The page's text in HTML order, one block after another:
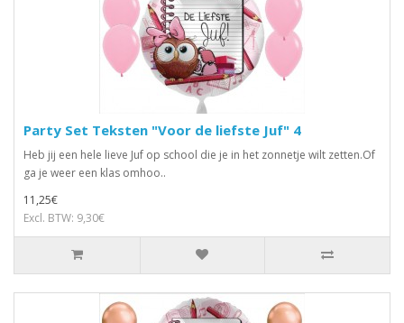
Party Set Teksten "Voor de liefste Juf" 4
Heb jij een hele lieve Juf op school die je in het zonnetje wilt zetten.Of
ga je weer een klas omhoo..
11,25€
Excl. BTW: 9,30€